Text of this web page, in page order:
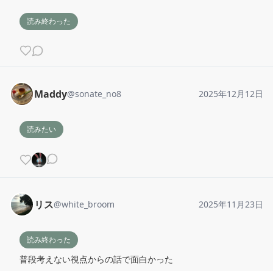
読み終わった
Maddy@sonate_no8 2025年12月12日
読みたい
リス@white_broom 2025年11月23日
読み終わった
普段考えない視点からの話で面白かった